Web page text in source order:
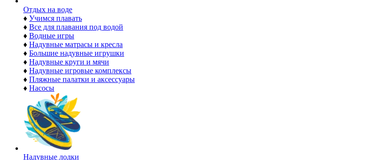
Отдых на воде
♦ Учимся плавать
♦ Все для плавания под водой
♦ Водные игры
♦ Надувные матрасы и кресла
♦ Большие надувные игрушки
♦ Надувные круги и мячи
♦ Надувные игровые комплексы
♦ Пляжные палатки и аксессуары
♦ Насосы
Надувные лодки